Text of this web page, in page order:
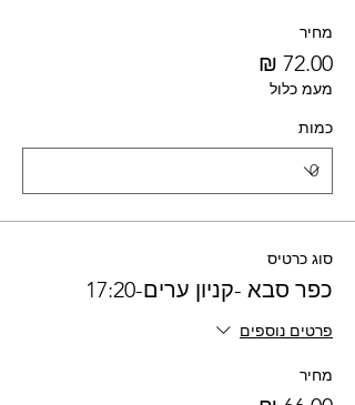
מחיר
מעמ כלול
כמות
סוג כרטיס
כפר סבא -קניון ערים-17:20
פרטים נוספים
מחיר